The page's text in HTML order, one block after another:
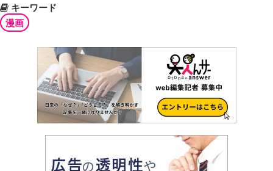
キーワード
漫画